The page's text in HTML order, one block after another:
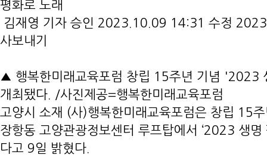
평화로 노래
김재영 기자 승인 2023.10.09 14:31 수정
사보내기
▲ 행복한미래교육포럼 창립 15주년 기념 '2023
개최됐다. /사진제공=행복한미래교육포럼
고양시 소재 (사)행복한미래교육포럼은 창립 15
장항동 고양관광정보센터 루프탑에서 ‘2023 생명
다고 9일 밝혔다.